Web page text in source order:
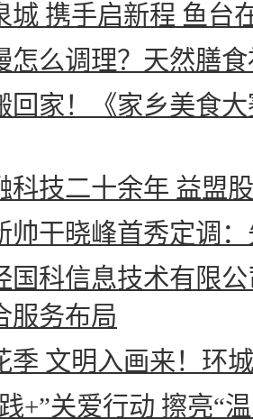
城 携手启新程 鱼台
怎么调理？天然膳
回家！《家乡美食
科技二十余年 益盟
帅干晓峰首秀定调
国科信息技术有限
服务布局
季 文明入画来！环
+”关爱行动 擦亮“